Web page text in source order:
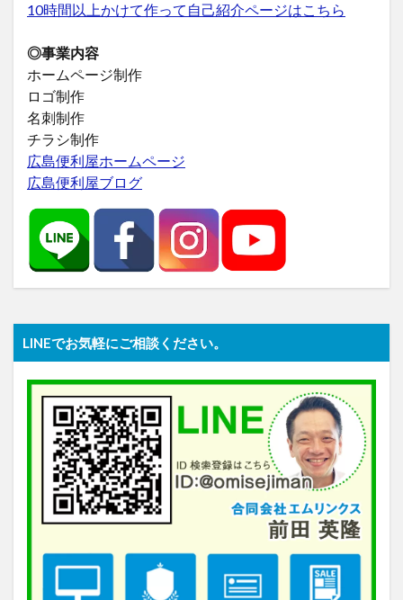
10時間以上かけて作って自己紹介ページはこちら
◎事業内容
ホームページ制作
ロゴ制作
名刺制作
チラシ制作
広島便利屋ホームページ
広島便利屋ブログ
LINEでお気軽にご相談ください。